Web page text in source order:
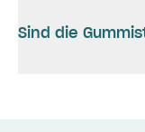
Sind die